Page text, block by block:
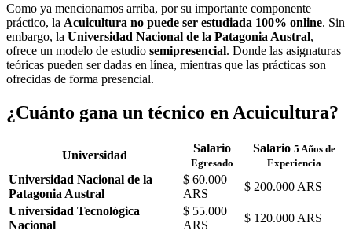
Como ya mencionamos arriba, por su importante componente
práctico, la Acuicultura no puede ser estudiada 100% online. Sin
embargo, la Universidad Nacional de la Patagonia Austral,
ofrece un modelo de estudio semipresencial. Donde las asignaturas
teóricas pueden ser dadas en línea, mientras que las prácticas son
ofrecidas de forma presencial.
¿Cuánto gana un técnico en Acuicultura?
Universidad
Salario
Egresado
Salario 5 Años de
Experiencia
Universidad Nacional de la
Patagonia Austral
$ 60.000
ARS
$ 200.000 ARS
Universidad Tecnológica
Nacional
$ 55.000
ARS
$ 120.000 ARS